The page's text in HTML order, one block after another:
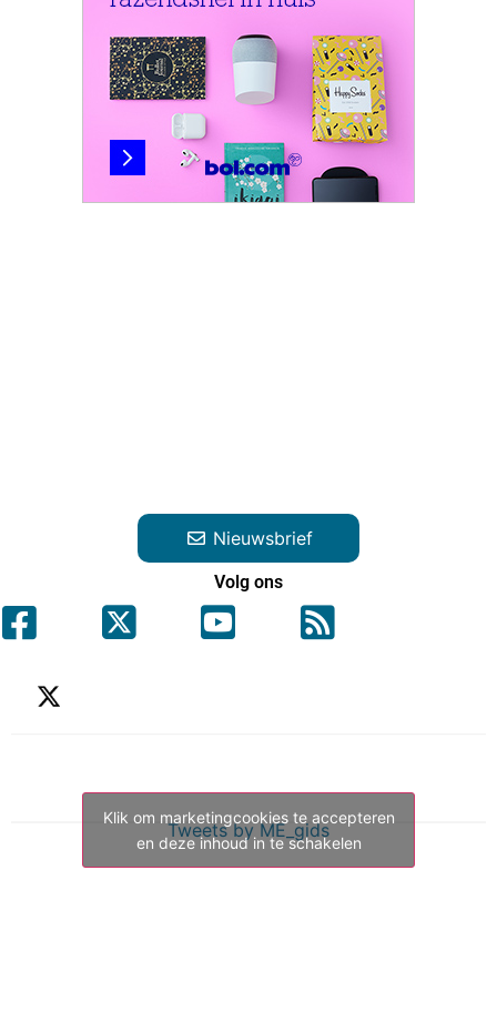
Nieuwsbrief
Volg ons
Tweets by ME_gids
Klik om marketingcookies te accepteren
en deze inhoud in te schakelen